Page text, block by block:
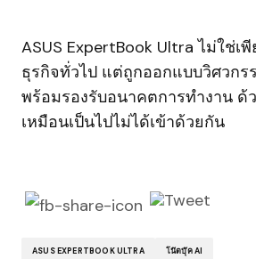
ASUS ExpertBook Ultra ไม่ใช่เ
ธุรกิจทั่วไป แต่ถูกออกแบบวิศวก
พร้อมรองรับอนาคตการทำงาน ด้
เหมือนเป็นไปไม่ได้เข้าด้วยกัน
ASUS EXPERTBOOK ULTRA โน๊ตบุ๊ค AI